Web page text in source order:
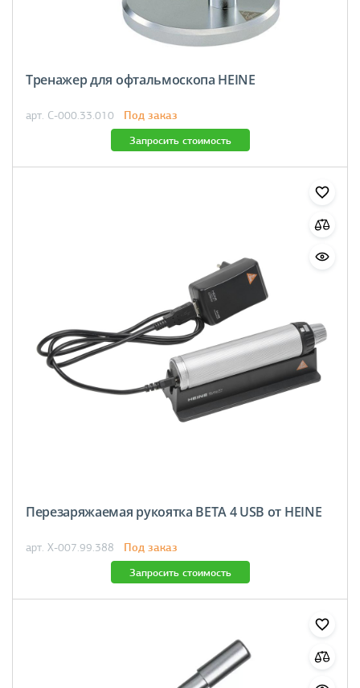
Тренажер для офтальмоскопа HEINE
арт. C-000.33.010 Под заказ
Запросить стоимость
Перезаряжаемая рукоятка BETA 4 USB от HEINE
арт. X-007.99.388 Под заказ
Запросить стоимость